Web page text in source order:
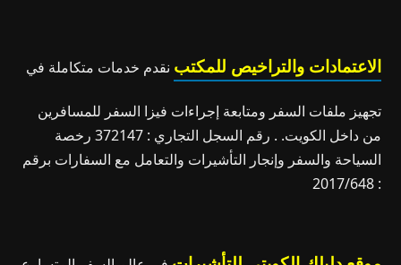
الاعتمادات والتراخيص للمكتب نقدم خدمات متكاملة في
تجهيز ملفات السفر ومتابعة إجراءات فيزا السفر للمسافرين
من داخل الكويت. . رقم السجل التجاري : 372147 رخصة
السياحة والسفر وإنجار التأشيرات والتعامل مع السفارات برقم
: 2017/648